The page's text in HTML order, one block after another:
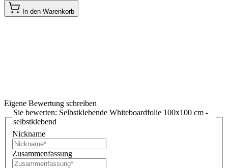
In den Warenkorb
Eigene Bewertung schreiben
Sie bewerten: Selbstklebende Whiteboardfolie 100x100 cm -
selbstklebend
Nickname
Zusammenfassung